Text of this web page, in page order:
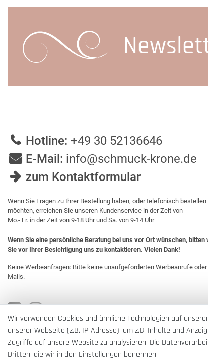
Hotline: +49 30 52136646
E-Mail: info@schmuck-krone.de
zum Kontaktformular
Wenn Sie Fragen zu Ihrer Bestellung haben, oder telefonisch bestellen
möchten, erreichen Sie unseren Kundenservice in der Zeit von
Mo.- Fr. in der Zeit von 9-18 Uhr und Sa. von 9-14 Uhr
Wenn Sie eine persönliche Beratung bei uns vor Ort wünschen, bitten
Sie vor Ihrer Besichtigung uns zu kontaktieren. Vielen Dank!
Keine Werbeanfragen: Bitte keine unaufgeforderten Werbeanrufe oder
Mails.
Wir verwenden Cookies und ähnliche Technologien auf
unserer Webseite (z.B. IP-Adresse), um z.B. Inhalte und
Zugriffe auf unsere Website zu analysieren. Die
Dritten, die wir in den Einstellungen benennen.